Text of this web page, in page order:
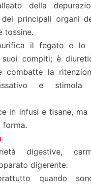
della
principali organi
tossine.
il fegato e lo
suoi compiti; è
combatte la
e
in infusi e tisane, ma
forma.
digestive,
digerente.
quando